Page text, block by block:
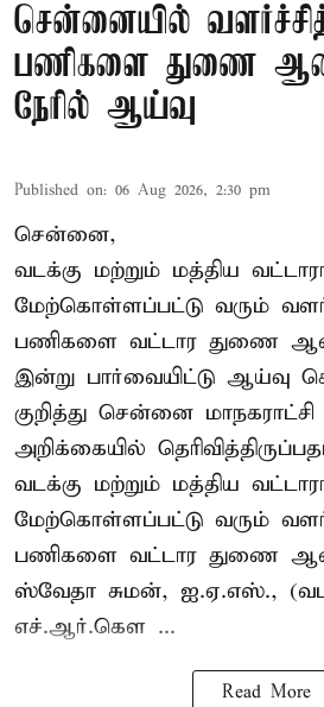
சென்னையில்
பணிகளை துணை
நேரில் ஆய்வு
Published on: 06 Aug 2026, 2:30 pm
சென்னை,
வடக்கு மற்றும் மத்திய
மேற்கொள்ளப்பட்டு வரும்
பணிகளை வட்டார துணை
இன்று பார்வையிட்டு ஆய்வு
குறித்து சென்னை
அறிக்கையில்
வடக்கு மற்றும் மத்திய
மேற்கொள்ளப்பட்டு வரும்
பணிகளை வட்டார துணை
ஸ்வேதா சுமன், ஐ.ஏ.எஸ்.,
எச்.ஆர்.கௌ ...
Read More